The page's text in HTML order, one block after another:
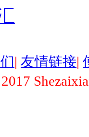
| 友情链接|